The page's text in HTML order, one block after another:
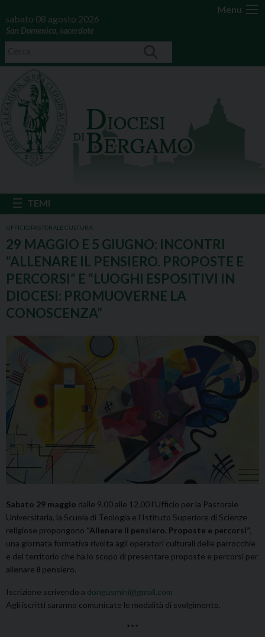
Menu
sabato 08 agosto 2026
San Domenico, sacerdote
UFFICIO PASTORALE CULTURA
29 MAGGIO E 5 GIUGNO: INCONTRI
“ALLENARE IL PENSIERO. PROPOSTE E
PERCORSI” E “LUOGHI ESPOSITIVI IN
DIOCESI: PROMUOVERNE LA
CONOSCENZA”
Sabato 29 maggio dalle 9.00 alle 12.00 l’Ufficio per la Pastorale
Universitaria, la Scuola di Teologia e l’Istituto Superiore di Scienze
religiose propongono “Allenare il pensiero. Proposte e percorsi”
una giornata formativa rivolta agli operatori culturali delle parrocchie
e del territorio che ha lo scopo di presentare proposte e percorsi per
allenare il pensiero.
Iscrizione scrivendo a dongusmini@gmail.com
Agli iscritti saranno comunicate le modalità di svolgimento.
***